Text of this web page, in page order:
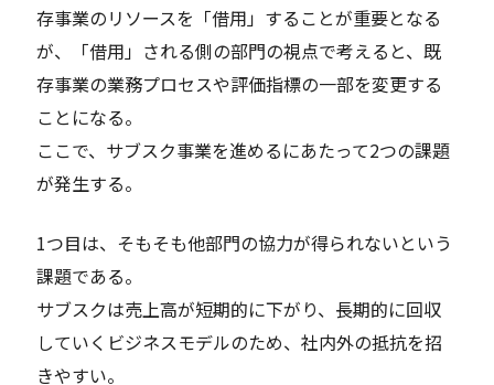
存事業のリソースを「借用」することが重要となる
が、「借用」される側の部門の視点で考えると、既
存事業の業務プロセスや評価指標の一部を変更する
ことになる。
ここで、サブスク事業を進めるにあたって2つの課題
が発生する。
1つ目は、そもそも他部門の協力が得られないという
課題である。
サブスクは売上高が短期的に下がり、長期的に回収
していくビジネスモデルのため、社内外の抵抗を招
きやすい。